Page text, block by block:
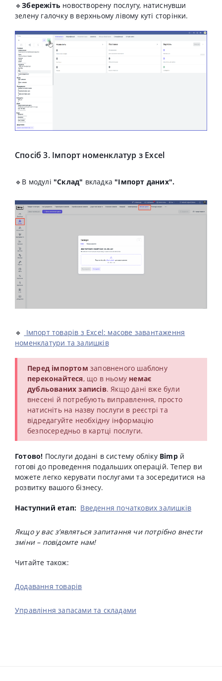
🔹Збережіть новостворену послугу, натиснувши
зелену галочку в верхньому лівому куті сторінки.
Спосіб 3. Імпорт номенклатур з Excel
🔹 В модулі "Склад" вкладка "Імпорт даних".
🔹
Імпорт товарів з Excel: масове завантаження
номенклатури та залишків
Перед імпортом заповненого шаблону
переконайтеся, що в ньому немає
дубльованих записів. Якщо дані вже були
внесені й потребують виправлення, просто
натисніть на назву послуги в реєстрі та
відредагуйте необхідну інформацію
безпосередньо в картці послуги.
Готово! Послуги додані в систему обліку Bimp й
готові до проведення подальших операцій. Тепер ви
можете легко керувати послугами та зосередитися на
розвитку вашого бізнесу.
Наступний етап: Введення початкових залишків
Якщо у вас з’являться запитання чи потрібно внести
зміни – повідомте нам!
Читайте також:
Додавання товарів
Управління запасами та складами